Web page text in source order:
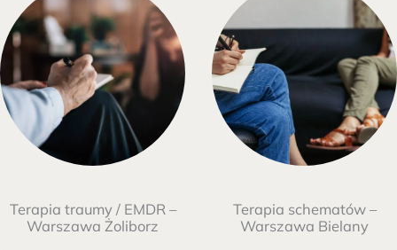
Terapia traumy / EMDR –
Warszawa Żoliborz
Terapia schematów –
Warszawa Bielany